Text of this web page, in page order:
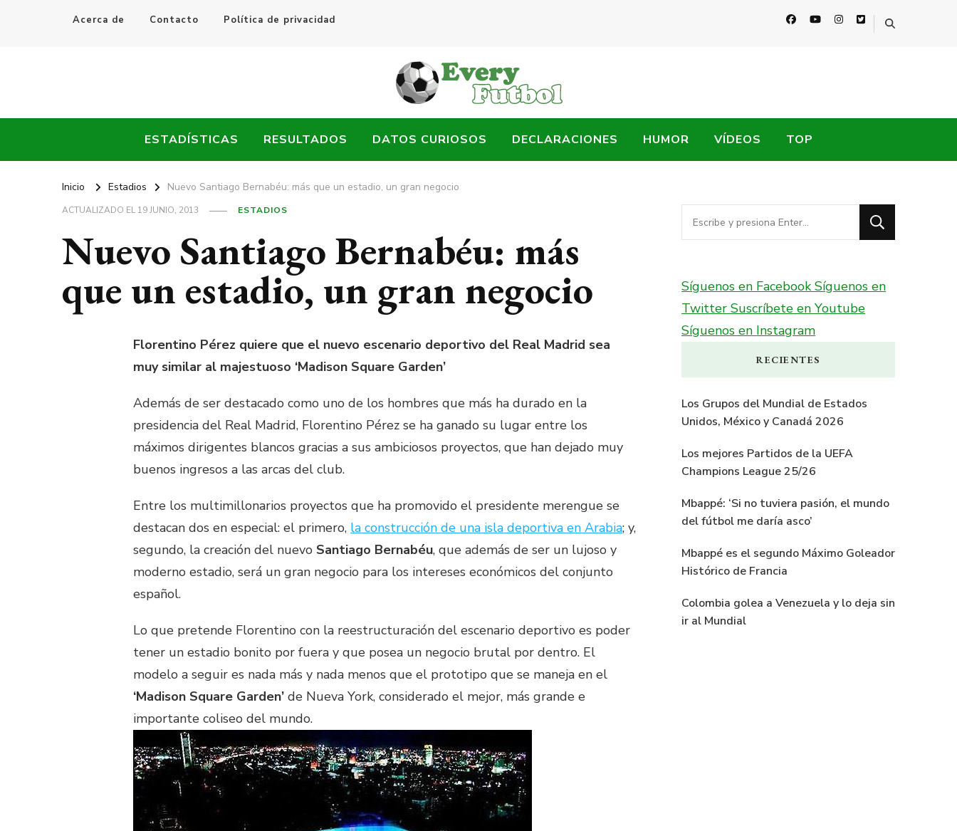
Acerca de Contacto Política de privacidad
Every Fútbol
ESTADÍSTICAS RESULTADOS DATOS CURIOSOS DECLARACIONES HUMOR VÍDEOS TOP
Inicio Estadios Nuevo Santiago Bernabéu: más que un estadio, un gran negocio
ACTUALIZADO EL19 JUNIO, 2013 ESTADIOS
Nuevo Santiago Bernabéu: más
que un estadio, un gran negocio
Florentino Pérez quiere que el nuevo escenario deportivo del Real Madrid sea
muy similar al majestuoso ‘Madison Square Garden’
Además de ser destacado como uno de los hombres que más ha durado en la
presidencia del Real Madrid, Florentino Pérez se ha ganado su lugar entre los
máximos dirigentes blancos gracias a sus ambiciosos proyectos, que han dejado muy
buenos ingresos a las arcas del club.
Entre los multimillonarios proyectos que ha promovido el presidente merengue se
destacan dos en especial: el primero, la construcción de una isla deportiva en Arabia; y,
segundo, la creación del nuevo Santiago Bernabéu, que además de ser un lujoso y
moderno estadio, será un gran negocio para los intereses económicos del conjunto
español.
Lo que pretende Florentino con la reestructuración del escenario deportivo es poder
tener un estadio bonito por fuera y que posea un negocio brutal por dentro. El
modelo a seguir es nada más y nada menos que el prototipo que se maneja en el
‘Madison Square Garden’ de Nueva York, considerado el mejor, más grande e
importante coliseo del mundo.
¿Buscas
algo?
Síguenos en FacebookSíguenos en
Twitter Suscríbete en Youtube
Síguenos en Instagram
RECIENTES
Los Grupos del Mundial de Estados
Unidos, México y Canadá 2026
Los mejores Partidos de la UEFA
Champions League 25/26
Mbappé: ‘Si no tuviera pasión, el mundo
del fútbol me daría asco’
Mbappé es el segundo Máximo Goleador
Histórico de Francia
Colombia golea a Venezuela y lo deja sin
ir al Mundial